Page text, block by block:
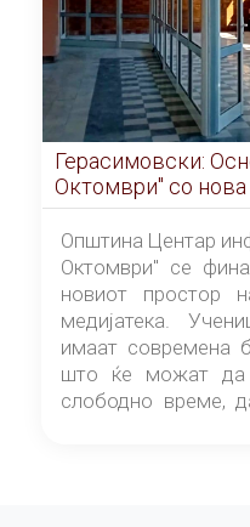
Герасимовски:
Октомври" со нова
од септември
Општина Центар
Октомври" се
новиот простор
медијатека.
имаат современа
што ќе можат да
слободно време,